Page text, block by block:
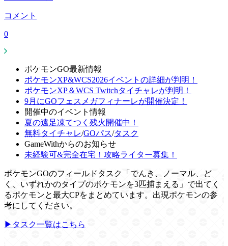
コメント
0
ポケモンGO最新情報
ポケモンXP&WCS2026イベントの詳細が判明！
ポケモンXP＆WCS Twitchタイチャレが判明！
9月にGOフェスメガフィナーレが開催決定！
開催中のイベント情報
夏の遠足凍てつく残火開催中！
無料タイチャレ/GOパス/タスク
GameWithからのお知らせ
未経験可&完全在宅！攻略ライター募集！
ポケモンGOのフィールドタスク「でんき、ノーマル、ど
く、いずれかのタイプのポケモンを3匹捕まえる」で出てく
るポケモンと最大CPをまとめています。出現ポケモンの参
考にしてください。
▶タスク一覧はこちら